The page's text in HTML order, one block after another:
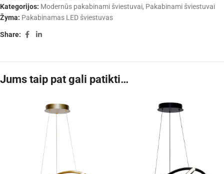
Kategorijos: Modernūs pakabinami šviestuvai, Pakabinami šviestuvai
Žyma: Pakabinamas LED šviestuvas
Share:
Jums taip pat gali patikti…